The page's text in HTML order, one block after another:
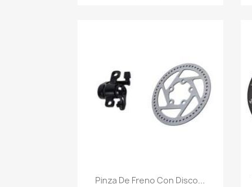
 Vista rápida
Pinza De Freno Con Disco...